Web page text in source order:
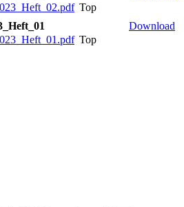
Top
Top
Download